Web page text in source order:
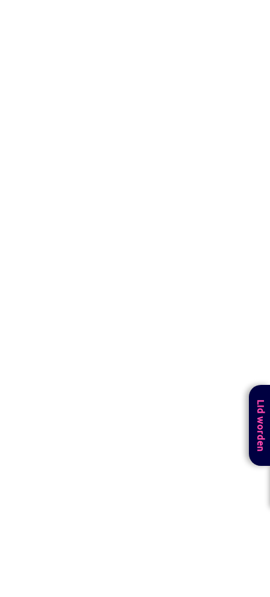
Lid worden